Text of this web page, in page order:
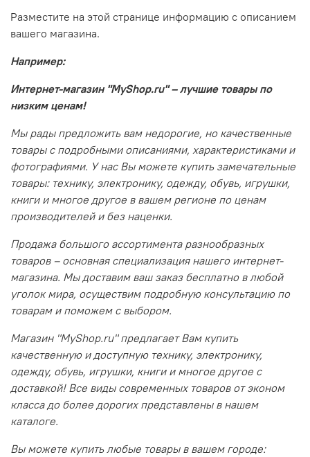
Разместите на этой странице информацию с описанием
вашего магазина.
Например:
Интернет-магазин "MyShop.ru" – лучшие товары по
низким ценам!
Мы рады предложить вам недорогие, но качественные
товары с подробными описаниями, характеристиками и
фотографиями. У нас Вы можете купить замечательные
товары: технику, электронику, одежду, обувь, игрушки,
книги и многое другое в вашем регионе по ценам
производителей и без наценки.
Продажа большого ассортимента разнообразных
товаров – основная специализация нашего интернет-
магазина. Мы доставим ваш заказ бесплатно в любой
уголок мира, осуществим подробную консультацию по
товарам и поможем с выбором.
Магазин "MyShop.ru" предлагает Вам купить
качественную и доступную технику, электронику,
одежду, обувь, игрушки, книги и многое другое с
доставкой! Все виды современных товаров от эконом
класса до более дорогих представлены в нашем
каталоге.
Вы можете купить любые товары в вашем городе: